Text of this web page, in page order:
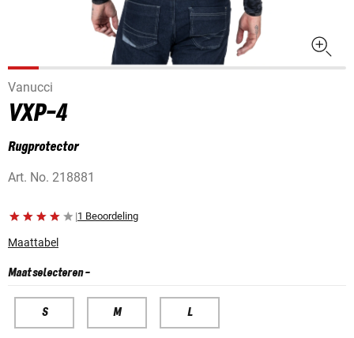
Vanucci
VXP-4
Rugprotector
Art. No. 218881
|1 Beoordeling
Maattabel
Maat selecteren-
S M L